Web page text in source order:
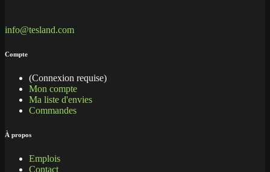
info@tesland.com
Compte
(Connexion requise)
Mon compte
Ma liste d'envies
Commandes
À propos
Emplois
Contact